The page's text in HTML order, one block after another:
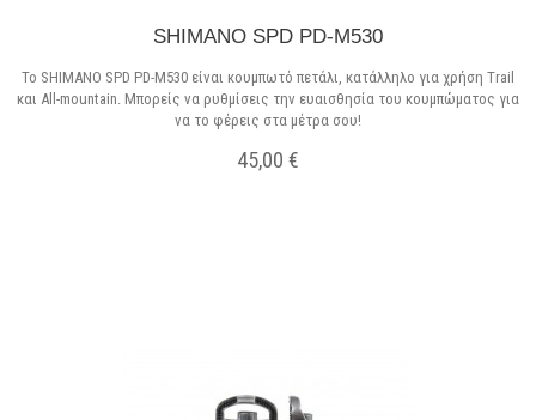
SHIMANO SPD PD-M530
Το SHIMANO SPD PD-M530 είναι κουμπωτό πετάλι, κατάλληλο για χρήση Trail
και All-mountain. Μπορείς να ρυθμίσεις την ευαισθησία του κουμπώματος για
να το φέρεις στα μέτρα σου!
45,00 €